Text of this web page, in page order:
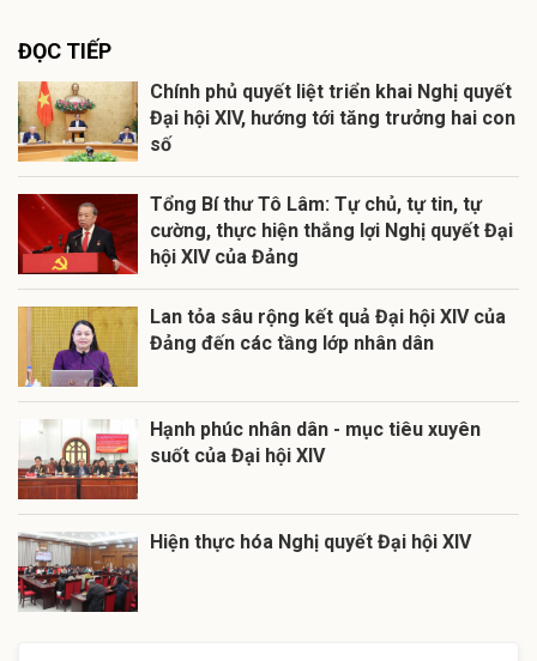
ĐỌC TIẾP
Chính phủ quyết liệt triển khai Nghị quyết
Đại hội XIV, hướng tới tăng trưởng hai con
số
Tổng Bí thư Tô Lâm: Tự chủ, tự tin, tự
cường, thực hiện thắng lợi Nghị quyết Đại
hội XIV của Đảng
Lan tỏa sâu rộng kết quả Đại hội XIV của
Đảng đến các tầng lớp nhân dân
Hạnh phúc nhân dân - mục tiêu xuyên
suốt của Đại hội XIV
Hiện thực hóa Nghị quyết Đại hội XIV